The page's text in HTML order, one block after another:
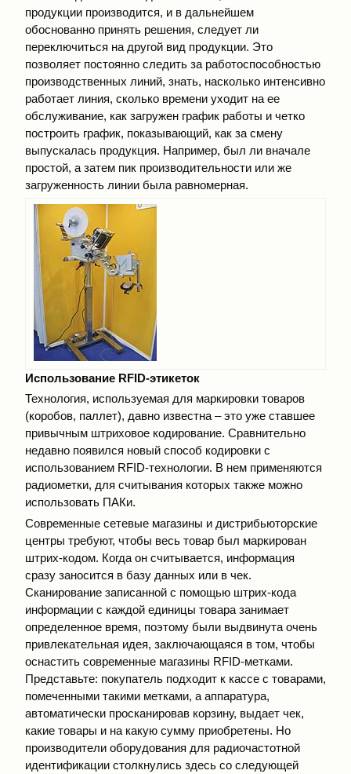
продукции производится, и в дальнейшем
обоснованно принять решения, следует ли
переключиться на другой вид продукции. Это
позволяет постоянно следить за работоспособностью
производственных линий, знать, насколько интенсивно
работает линия, сколько времени уходит на ее
обслуживание, как загружен график работы и четко
построить график, показывающий, как за смену
выпускалась продукция. Например, был ли вначале
простой, а затем пик производительности или же
загруженность линии была равномерная.
Использование RFID-этикеток
Технология, используемая для маркировки товаров
(коробов, паллет), давно известна – это уже ставшее
привычным штриховое кодирование. Сравнительно
недавно появился новый способ кодировки с
использованием RFID-технологии. В нем применяются
радиометки, для считывания которых также можно
использовать ПАКи.
Современные сетевые магазины и дистрибьюторские
центры требуют, чтобы весь товар был маркирован
штрих-кодом. Когда он считывается, информация
сразу заносится в базу данных или в чек.
Сканирование записанной с помощью штрих-кода
информации с каждой единицы товара занимает
определенное время, поэтому были выдвинута очень
привлекательная идея, заключающаяся в том, чтобы
оснастить современные магазины RFID-метками.
Представьте: покупатель подходит к кассе с товарами,
помеченными такими метками, а аппаратура,
автоматически просканировав корзину, выдает чек,
какие товары и на какую сумму приобретены. Но
производители оборудования для радиочастотной
идентификации столкнулись здесь со следующей